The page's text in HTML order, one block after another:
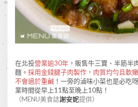
在北投營業逾30年 ，販售牛三寶、半筋半
麵。 採用金錢腱子肉製作，肉質均勻且軟嫩
不會過於重鹹 ！一旁的滷味小菜也是必吃
業時間從早上11點至晚上10點！
（MENU美食誌謝安妮提供）